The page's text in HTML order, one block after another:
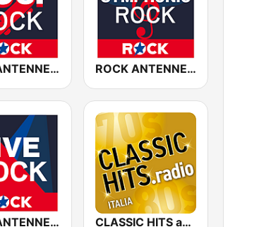
ROCK ANTENNE 90er Rock ROCK ANTENNE Symphonic Rock
ROCK ANTENNE Live Rock CLASSIC HITS anni 70 80 90